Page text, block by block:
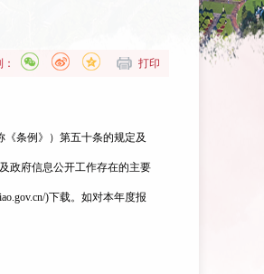
打印
条例》）第五十条的规定及
政府信息公开工作存在的主要
)下载。如对本年度报